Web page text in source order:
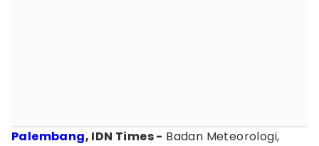
Palembang, IDN Times - Badan Meteorologi,